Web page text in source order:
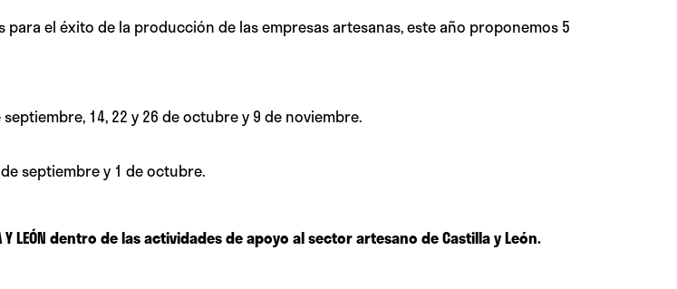
el éxito de la producción de las empresas artesanas, este año proponemos 5
septiembre, 14, 22 y 26 de octubre y 9 de noviembre.
de septiembre y 1 de octubre.
Y LEÓN dentro de las actividades de apoyo al sector artesano de Castilla y León.